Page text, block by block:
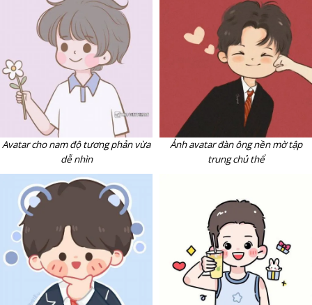
Avatar cho nam độ tương phản vừa
dễ nhìn
Ảnh avatar đàn ông nền mờ tập
trung chủ thể